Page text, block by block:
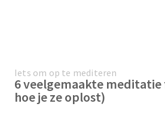
Iets om op te mediteren
6 veelgemaakte
hoe je ze oplost)